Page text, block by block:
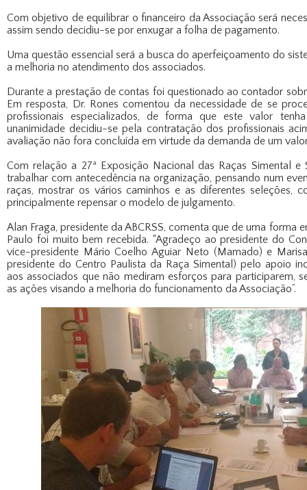
Com objetivo de equilibrar o financeiro da Associação será
assim sendo decidiu-se por enxugar a folha de pagamento.
Uma questão essencial será a busca do aperfeiçoamento do
a melhoria no atendimento dos associados.
Durante a prestação de contas foi questionado ao contador
Em resposta, Dr. Rones comentou da necessidade de se
profissionais especializados, de forma que este valor
unanimidade decidiu-se pela contratação dos profissionais
avaliação não fora concluída em virtude da demanda de um
Com relação a 27ª Exposição Nacional das Raças Simental
trabalhar com antecedência na organização, pensando num
raças, mostrar os vários caminhos e as diferentes seleções,
principalmente repensar o modelo de julgamento.
Alan Fraga, presidente da ABCRSS, comenta que de uma forma
Paulo foi muito bem recebida. “Agradeço ao presidente do
vice-presidente Mário Coelho Aguiar Neto (Mamado) e
presidente do Centro Paulista da Raça Simental) pelo apoio
aos associados que não mediram esforços para participarem,
as ações visando a melhoria do funcionamento da Associação”.